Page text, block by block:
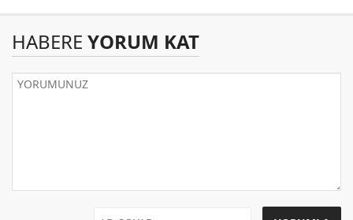
HABERE YORUM KAT